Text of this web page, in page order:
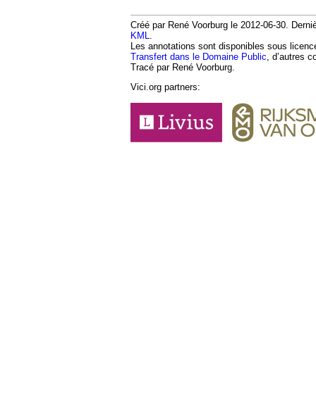
Créé par René Voorburg le 2012-06-30.
KML.
Les annotations sont disponibles sous
Transfert dans le Domaine Public, d’autres
Tracé par René Voorburg.
Vici.org partners: